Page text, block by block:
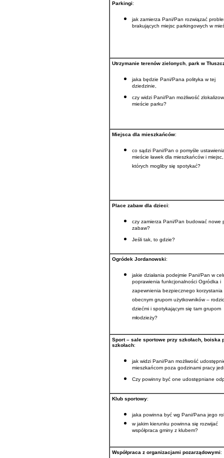
Parkingi:
jak zamierza Pani/Pan rozwiązać
brakujących miejsc parkingowych w
Utrzymanie terenów zielonych, park w
jaka będzie Pani/Pana polityka w tej
dziedzinie,
czy widzi Pani/Pan możliwość
mieście parku?
Miejsca dla mieszkańców:
co sądzi Pani/Pan o pomyśle
mieście ławek dla mieszkańców i
których mogliby się spotykać?
Place zabaw dla dzieci:
czy zamierza Pani/Pan budować nowe
zabaw?
Jeśli tak, to gdzie?
Ogródek Jordanowski:
jakie działania podejmie Pani/Pan w
poprawienia funkcjonalności Ogródka i
zapewnienia bezpiecznego
obecnym grupom użytkowników –
dziećmi i spotykającym się tam grupom
młodzieży?
Sport – sale sportowe przy szkołach, boiska
szkołach:
jak widzi Pani/Pan możliwość
mieszkańcom poza godzinami pracy
Czy powinny być one udostępniane
Klub sportowy:
jaka powinna być wg Pani/Pana jego
w jakim kierunku powinna się rozwijać
współpraca gminy z klubem?
Współpraca z organizacjami pozarządowymi: